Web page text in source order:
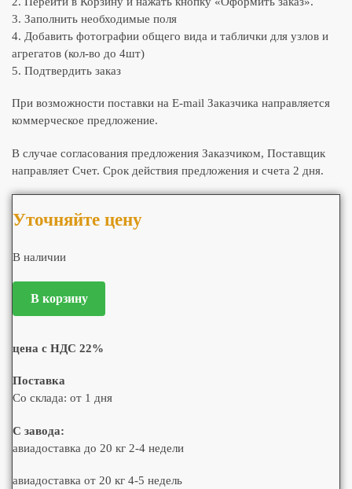
3. Заполнить необходимые поля
4. Добавить фотографии общего вида и таблички для узлов и
агрегатов (кол-во до 4шт)
5. Подтвердить заказ
При возможности поставки на E-mail Заказчика направляется
коммерческое предложение.
В случае согласования предложения Заказчиком, Поставщик
направляет Счет. Срок действия предложения и счета 2 дня.
Уточняйте цену
В наличии
В корзину
цена с НДС 22%
Поставка
Со склада: от 1 дня
С завода:
авиадоставка до 20 кг 2-4 недели
авиадоставка от 20 кг 4-5 недель